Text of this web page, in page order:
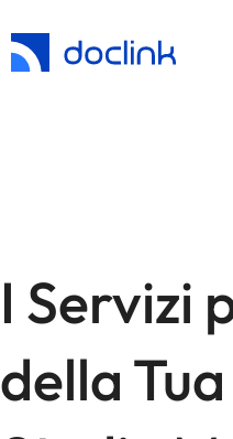
I Servizi
della